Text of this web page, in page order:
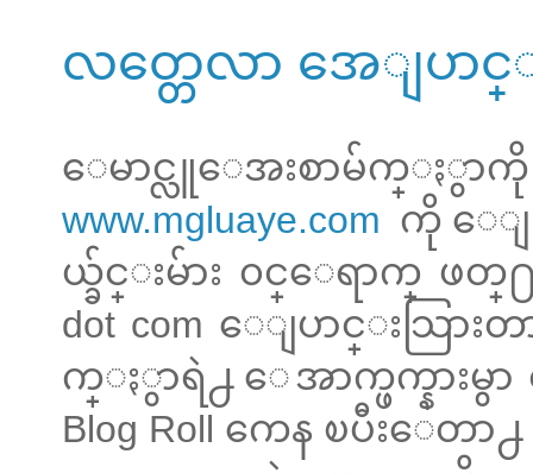
လတ္တေလာ အေျပာ
ေမာင္လူေအးစာမ်က္ႏွ
www.mgluaye.com ကို ေျ
ယ္ခ်င္းမ်ား ၀င္ေရာက္ ဖတ္
dot com ေျပာင္းသြာ
က္ႏွာရဲ႕ ေအာက္ဖက္နားမွာ
Blog Roll ကေန ၿပီးေတာ